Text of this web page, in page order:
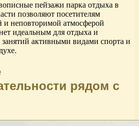
пейзажи парка отдыха в
позволяют посетителям
и неповторимой атмосферой
идеальным для отдыха и
занятий активными видами спорта и
рядом с